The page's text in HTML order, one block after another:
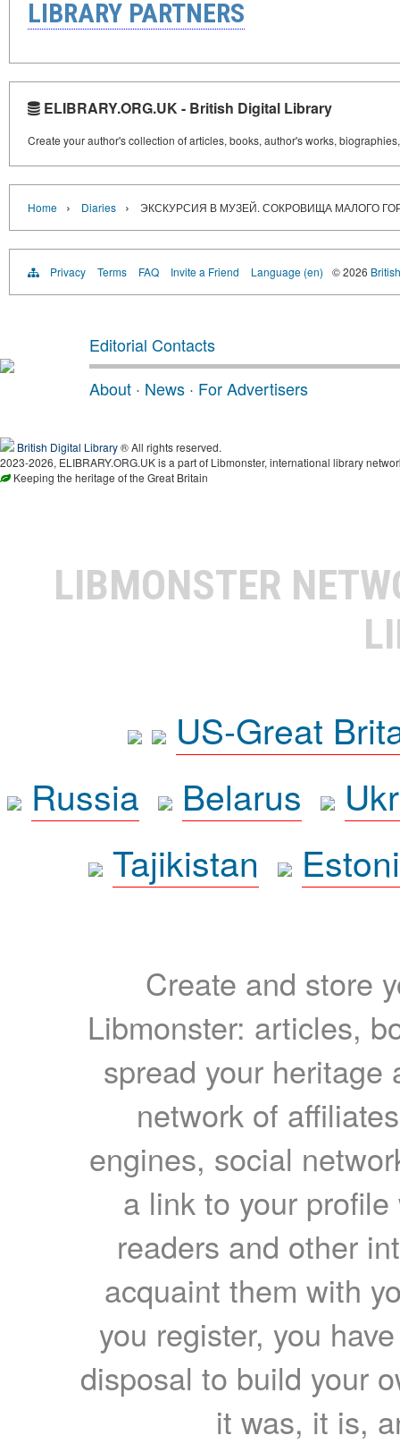
LIBRARY PARTNERS
ELIBRARY.ORG.UK - British Digital Library
Create your author's collection of articles, books, author's works,
Home › Diaries › ЭКСКУРСИЯ В МУЗЕЙ. СОКРОВИЩА МАЛОГО
Privacy Terms FAQ Invite a Friend Language (en) © 2026
Editorial Contacts
About · News · For Advertisers
British Digital Library® All rights reserved.
2023-2026, ELIBRARY.ORG.UK is a part of Libmonster, international library
Keeping the heritage of the Great Britain
LIBMONSTER
US-Great
Russia
Belarus
Tajikistan
Create and store
Libmonster: articles,
spread your heritage
network of
engines, social
a link to your
readers and other
acquaint them with
you register, you
disposal to build your
it was, it is,